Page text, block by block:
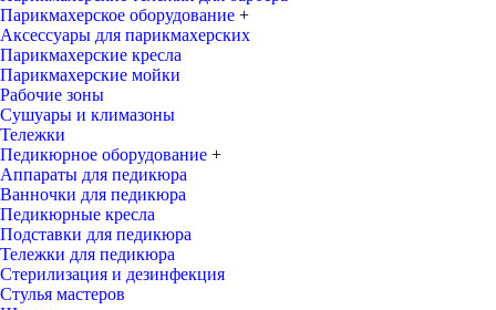
Парикмахерское оборудование +
Аксессуары для парикмахерских
Парикмахерские кресла
Парикмахерские мойки
Рабочие зоны
Сушуары и климазоны
Тележки
Педикюрное оборудование +
Аппараты для педикюра
Ванночки для педикюра
Педикюрные кресла
Подставки для педикюра
Тележки для педикюра
Стерилизация и дезинфекция
Стулья мастеров